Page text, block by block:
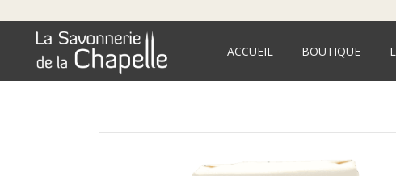
ACCUEIL BOUTIQUE
LA